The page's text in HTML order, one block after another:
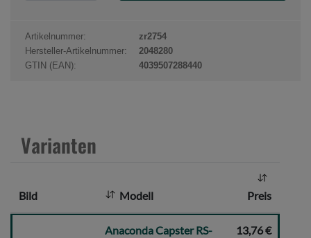
d
u
k
a
:
Artikelnummer:
zr2754
Hersteller-Artikelnummer:
2048280
GTIN (EAN):
4039507288440
Varianten
Bild Modell Preis
Anaconda Capster RS-
13,76 €